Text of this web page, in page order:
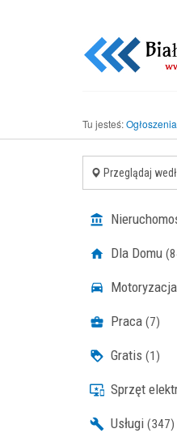
Tu jesteś:Ogłoszenia
Przeglądaj
Dla Domu
Motoryzacja
Praca (7)
Gratis (1)
Sprzęt
Usługi (347)